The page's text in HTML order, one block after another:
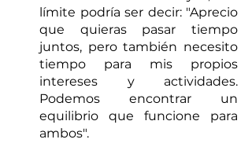
límite podría ser decir: "Aprecio
que quieras pasar tiempo
juntos, pero también necesito
tiempo para mis propios
intereses y actividades.
Podemos encontrar un
equilibrio que funcione para
ambos".